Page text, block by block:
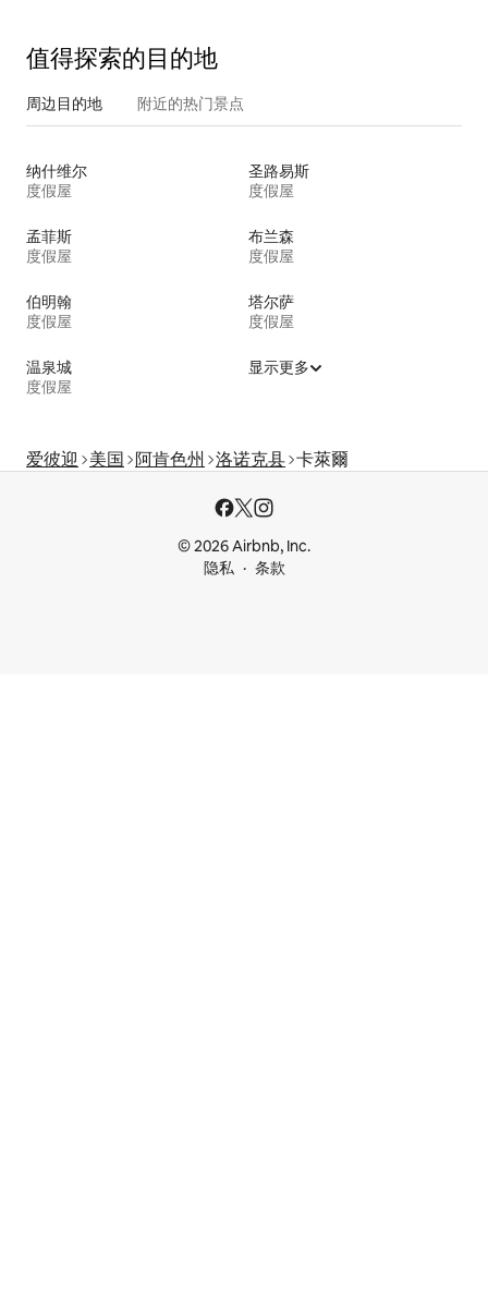
值得探索的目的地
周边目的地 附近的热门景点
纳什维尔
度假屋
圣路易斯
度假屋
孟菲斯
度假屋
布兰森
度假屋
伯明翰
度假屋
塔尔萨
度假屋
温泉城
度假屋
显示更多
爱彼迎 美国 阿肯色州 洛诺克县 卡萊爾
© 2026 Airbnb, Inc.
隐私
条款